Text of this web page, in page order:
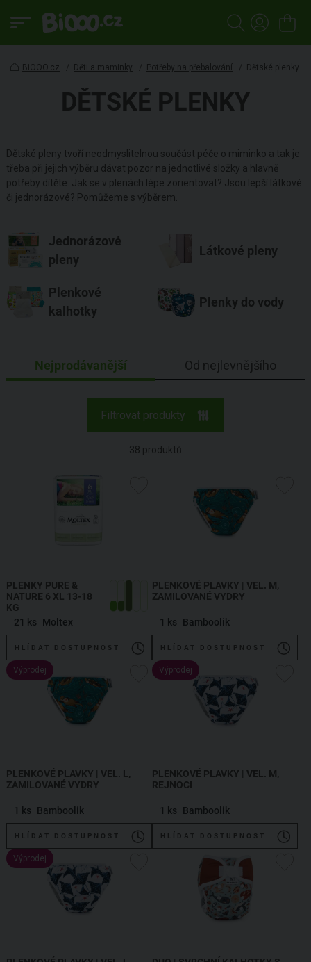
BiOOO.cz / Děti a maminky / Potřeby na přebalování / Dětské plenky
DĚTSKÉ PLENKY
Dětské pleny tvoří neodmyslitelnou součást péče o miminko a tak je
třeba při jejich výběru dávat pozor na jednotlivé složky a hlavně
potřeby dítěte. Jak se v plenách lépe zorientovat? Jsou lepší látkové
či jednorázové? Pomůžeme s výběrem.
Jednorázové
pleny
Látkové pleny
Plenkové
kalhotky
Plenky do vody
Nejprodávanější Od nejlevnějšího
Filtrovat produkty
38 produktů
PLENKY PURE &
NATURE 6 XL 13-18
KG
21 ks
Moltex
HLÍDAT DOSTUPNOST
PLENKOVÉ PLAVKY | VEL. M,
ZAMILOVANÉ VYDRY
1 ks Bamboolik
HLÍDAT DOSTUPNOST
Výprodej
PLENKOVÉ PLAVKY | VEL. L,
ZAMILOVANÉ VYDRY
1 ks Bamboolik
HLÍDAT DOSTUPNOST
Výprodej
PLENKOVÉ PLAVKY | VEL. M,
REJNOCI
1 ks Bamboolik
HLÍDAT DOSTUPNOST
Výprodej